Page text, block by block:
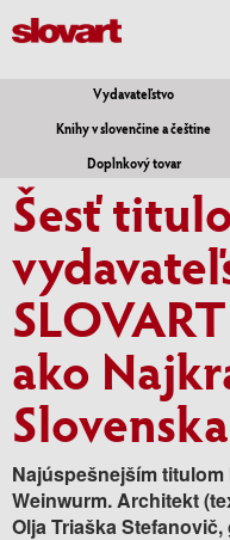
Vydavateľstvo
Knihy v slovenčine a češtine
Doplnkový tovar
Šesť
ako
Najúspešnejším
Weinwurm. Architekt
Olja Triaška